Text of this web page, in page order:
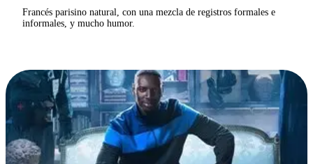
Francés parisino natural, con una mezcla de registros formales e
informales, y mucho humor.